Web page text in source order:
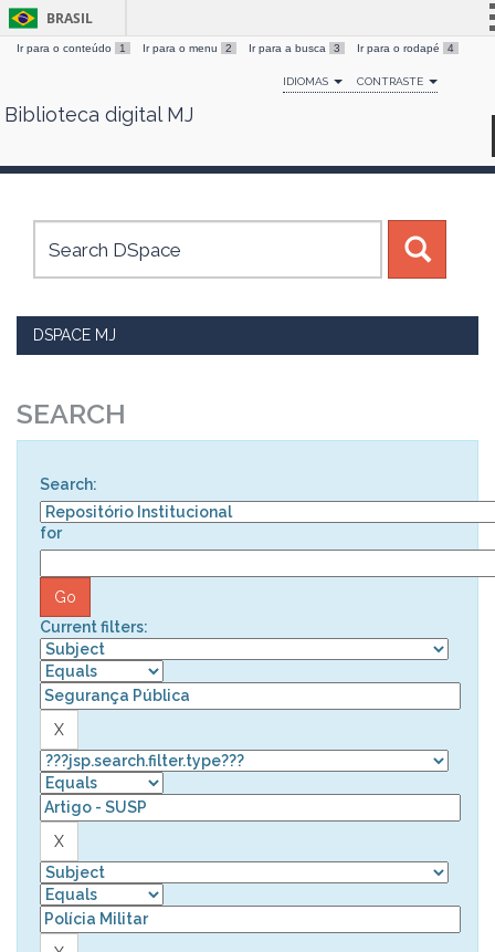
Skip
BRASIL
Simplifique!
Comunica BR
Canais
Ir para o conteúdo 1 Ir para o menu 2 Ir para a busca 3 Ir para o rodapé 4
IDIOMAS CONTRASTE
Biblioteca digital MJ
DSPACE MJ
SEARCH
Search:
for
Current filters: